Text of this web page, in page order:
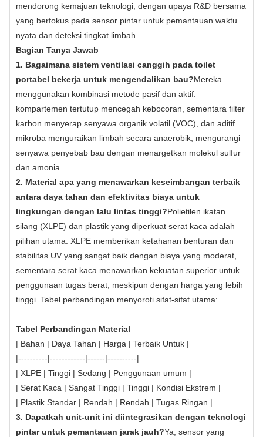
mendorong kemajuan teknologi, dengan upaya R&D bersama
yang berfokus pada sensor pintar untuk pemantauan waktu
nyata dan deteksi tingkat limbah.
Bagian Tanya Jawab
1. Bagaimana sistem ventilasi canggih pada toilet
portabel bekerja untuk mengendalikan bau?Mereka
menggunakan kombinasi metode pasif dan aktif:
kompartemen tertutup mencegah kebocoran, sementara filter
karbon menyerap senyawa organik volatil (VOC), dan aditif
mikroba menguraikan limbah secara anaerobik, mengurangi
senyawa penyebab bau dengan menargetkan molekul sulfur
dan amonia.
2. Material apa yang menawarkan keseimbangan terbaik
antara daya tahan dan efektivitas biaya untuk
lingkungan dengan lalu lintas tinggi?Polietilen ikatan
silang (XLPE) dan plastik yang diperkuat serat kaca adalah
pilihan utama. XLPE memberikan ketahanan benturan dan
stabilitas UV yang sangat baik dengan biaya yang moderat,
sementara serat kaca menawarkan kekuatan superior untuk
penggunaan tugas berat, meskipun dengan harga yang lebih
tinggi. Tabel perbandingan menyoroti sifat-sifat utama:
Tabel Perbandingan Material
| Bahan | Daya Tahan | Harga | Terbaik Untuk |
|----------|------------|------|----------|
| XLPE | Tinggi | Sedang | Penggunaan umum |
| Serat Kaca | Sangat Tinggi | Tinggi | Kondisi Ekstrem |
| Plastik Standar | Rendah | Rendah | Tugas Ringan |
3. Dapatkah unit-unit ini diintegrasikan dengan teknologi
pintar untuk pemantauan jarak jauh?Ya, sensor yang